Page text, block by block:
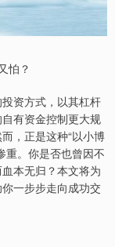
怕？
资方式，以其杠杆
有资金控制更大规
，正是这种“以小博
重。你是否也曾因不
本无归？本文将为
一步步走向成功交